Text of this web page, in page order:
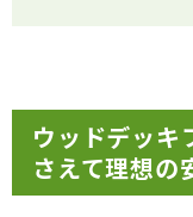
ウッドデッキ
さえて理想の